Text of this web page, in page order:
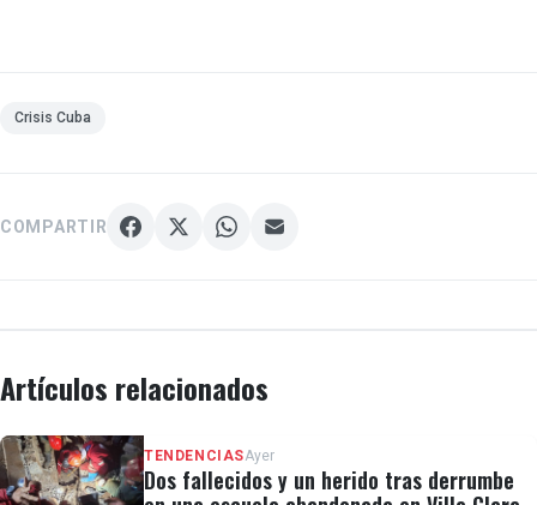
Crisis Cuba
COMPARTIR
Artículos relacionados
TENDENCIASAyer
Dos fallecidos y un herido tras derrumbe